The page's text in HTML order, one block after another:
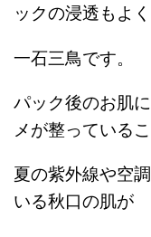
ックの浸透もよ
一石三鳥です。
パック後のお肌
メが整っているこ
夏の紫外線や空
いる秋口の肌が